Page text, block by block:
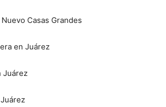
Casas Grandes
en Juárez
Juárez